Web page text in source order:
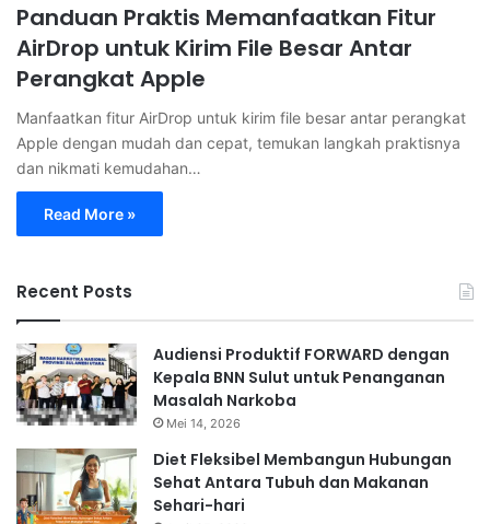
Panduan Praktis Memanfaatkan Fitur
AirDrop untuk Kirim File Besar Antar
Perangkat Apple
Manfaatkan fitur AirDrop untuk kirim file besar antar perangkat
Apple dengan mudah dan cepat, temukan langkah praktisnya
dan nikmati kemudahan…
Read More »
Recent Posts
Audiensi Produktif FORWARD dengan
Kepala BNN Sulut untuk Penanganan
Masalah Narkoba
Mei 14, 2026
Diet Fleksibel Membangun Hubungan
Sehat Antara Tubuh dan Makanan
Sehari-hari